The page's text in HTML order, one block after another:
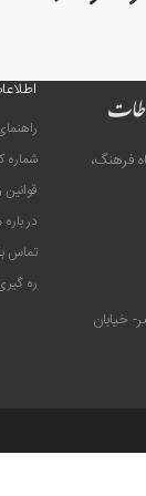
فرهنگ،
خيابان
شماره
در باره
تماس
ره